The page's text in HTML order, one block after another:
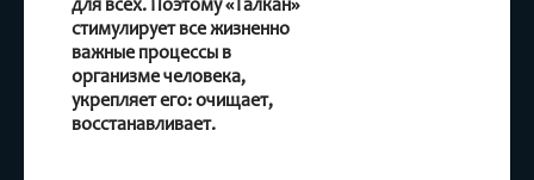
для всех. Поэтому «Талкан»
стимулирует все жизненно
важные процессы в
организме человека,
укрепляет его: очищает,
восстанавливает.